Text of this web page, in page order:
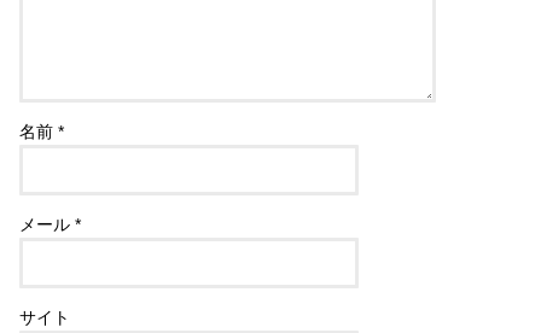
名前*
メール*
サイト